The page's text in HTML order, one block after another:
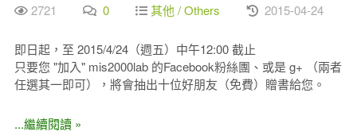
2721 0 其他 / Others 2015-04-24
即日起，至 2015/4/24（週五）中午12:00 截止
只要您 "加入" mis2000lab 的Facebook粉絲團、或是 g+ （兩者
任選其一即可），將會抽出十位好朋友（免費）贈書給您。
...繼續閱讀 »